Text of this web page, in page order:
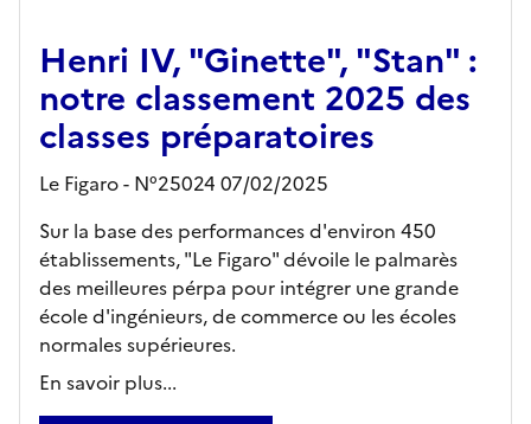
Henri IV, "Ginette", "Stan" :
notre classement 2025 des
classes préparatoires
Le Figaro - N°25024 07/02/2025
Sur la base des performances d'environ 450
établissements, "Le Figaro" dévoile le palmarès
des meilleures pérpa pour intégrer une grande
école d'ingénieurs, de commerce ou les écoles
normales supérieures.
En savoir plus...